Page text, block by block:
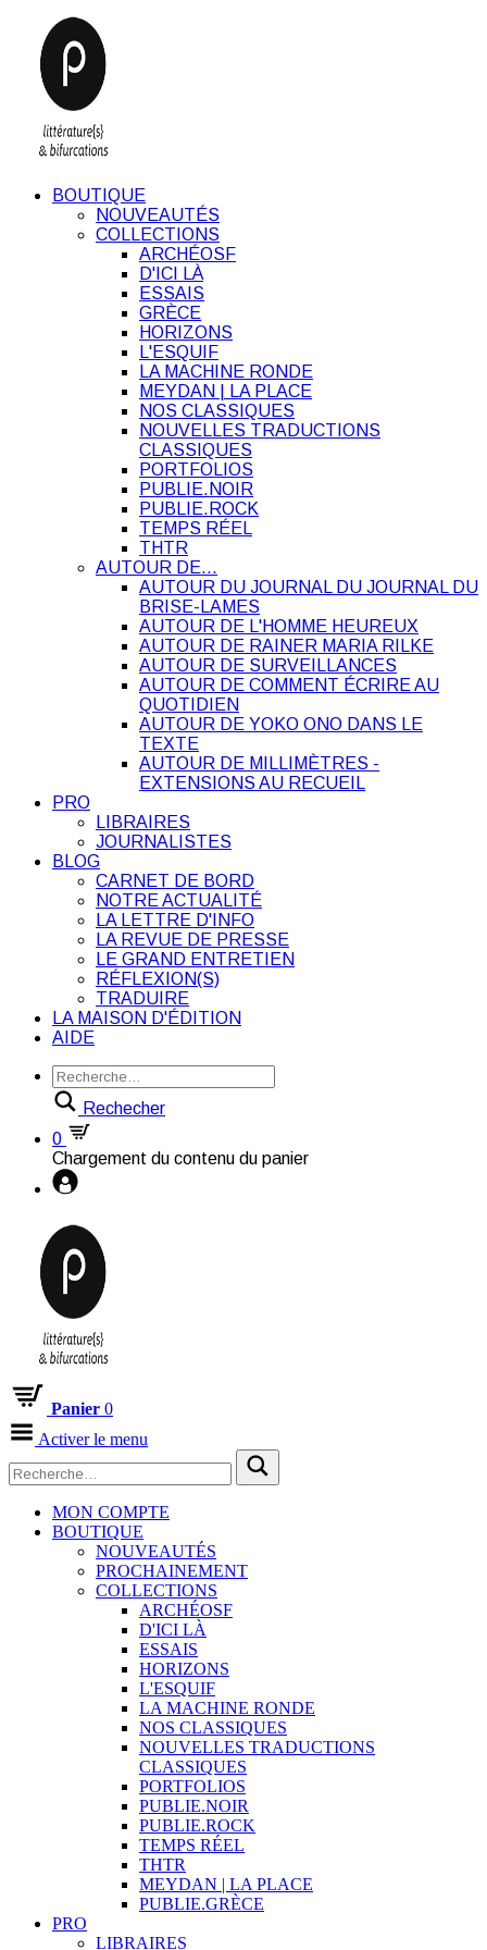
BOUTIQUE
NOUVEAUTÉS
COLLECTIONS
ARCHÉOSF
D'ICI LÀ
ESSAIS
GRÈCE
HORIZONS
L'ESQUIF
LA MACHINE RONDE
MEYDAN | LA PLACE
NOS CLASSIQUES
NOUVELLES TRADUCTIONS
CLASSIQUES
PORTFOLIOS
PUBLIE.NOIR
PUBLIE.ROCK
TEMPS RÉEL
THTR
AUTOUR DE…
AUTOUR DU JOURNAL DU JOURNAL DU
BRISE-LAMES
AUTOUR DE L'HOMME HEUREUX
AUTOUR DE RAINER MARIA RILKE
AUTOUR DE SURVEILLANCES
AUTOUR DE COMMENT ÉCRIRE AU
QUOTIDIEN
AUTOUR DE YOKO ONO DANS LE
TEXTE
AUTOUR DE MILLIMÈTRES -
EXTENSIONS AU RECUEIL
PRO
LIBRAIRES
JOURNALISTES
BLOG
CARNET DE BORD
NOTRE ACTUALITÉ
LA LETTRE D'INFO
LA REVUE DE PRESSE
LE GRAND ENTRETIEN
RÉFLEXION(S)
TRADUIRE
LA MAISON D'ÉDITION
AIDE
Rechecher
0
Chargement du contenu du panier
Panier 0
Activer le menu
MON COMPTE
BOUTIQUE
NOUVEAUTÉS
PROCHAINEMENT
COLLECTIONS
ARCHÉOSF
D'ICI LÀ
ESSAIS
HORIZONS
L'ESQUIF
LA MACHINE RONDE
NOS CLASSIQUES
NOUVELLES TRADUCTIONS
CLASSIQUES
PORTFOLIOS
PUBLIE.NOIR
PUBLIE.ROCK
TEMPS RÉEL
THTR
MEYDAN | LA PLACE
PUBLIE.GRÈCE
PRO
LIBRAIRES